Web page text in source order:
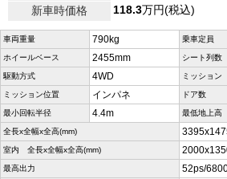
新車時価格
118.3万円(税込)
車両重量 790kg 乗車定員
ホイールベース 2455mm シート列数
駆動方式 4WD ミッション
ミッション位置 インパネ ドア数
最小回転半径 4.4m 最低地上高
全長x全幅x全高(mm)
室内 全長x全幅x全高(mm)
最高出力 52ps/